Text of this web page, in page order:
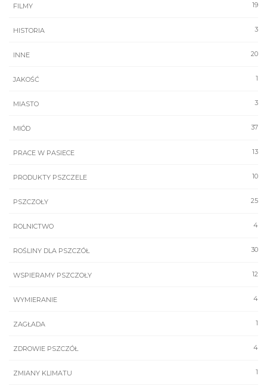
19
FILMY
3
HISTORIA
20
INNE
1
JAKOŚĆ
3
MIASTO
37
MIÓD
13
PRACE W PASIECE
10
PRODUKTY PSZCZELE
25
PSZCZOŁY
4
ROLNICTWO
30
ROŚLINY DLA PSZCZÓŁ
12
WSPIERAMY PSZCZOŁY
4
WYMIERANIE
1
ZAGŁADA
4
ZDROWIE PSZCZÓŁ
1
ZMIANY KLIMATU